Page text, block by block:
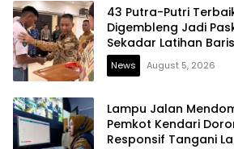
43 Putra-Putri
Digembleng Jadi
Sekadar Latihan
News August 5, 2026
Lampu Jalan
Pemkot Kendari
Responsif Tangani